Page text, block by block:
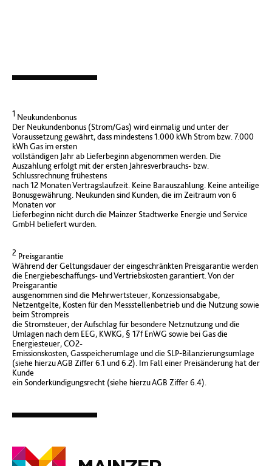
1 Neukundenbonus
Der Neukundenbonus (Strom/Gas) wird einmalig und unter der
Voraussetzung gewährt, dass mindestens 1.000 kWh Strom bzw. 7.000
kWh Gas im ersten
vollständigen Jahr ab Lieferbeginn abgenommen werden. Die
Auszahlung erfolgt mit der ersten Jahresverbrauchs- bzw.
Schlussrechnung frühestens
nach 12 Monaten Vertragslaufzeit. Keine Barauszahlung. Keine anteilige
Bonusgewährung. Neukunden sind Kunden, die im Zeitraum von 6
Monaten vor
Lieferbeginn nicht durch die Mainzer Stadtwerke Energie und Service
GmbH beliefert wurden.
2 Preisgarantie
Während der Geltungsdauer der eingeschränkten Preisgarantie werden
die Energiebeschaffungs- und Vertriebskosten garantiert. Von der
Preisgarantie
ausgenommen sind die Mehrwertsteuer, Konzessionsabgabe,
Netzentgelte, Kosten für den Messstellenbetrieb und die Nutzung sowie
beim Strompreis
die Stromsteuer, der Aufschlag für besondere Netznutzung und die
Umlagen nach dem EEG, KWKG, § 17f EnWG sowie bei Gas die
Energiesteuer, CO2-
Emissionskosten, Gasspeicherumlage und die SLP-Bilanzierungsumlage
(siehe hierzu AGB Ziffer 6.1 und 6.2). Im Fall einer Preisänderung hat der
Kunde
ein Sonderkündigungsrecht (siehe hierzu AGB Ziffer 6.4).